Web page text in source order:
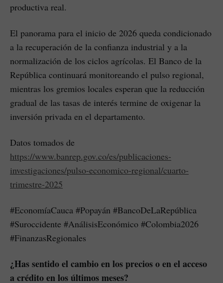
productiva real.
El panorama para el inicio de 2026 queda condicionado
a la recuperación de la confianza industrial y a la
normalización de los ciclos agrícolas. El Banco de la
República continuará monitoreando el pulso regional,
mientras los gremios locales esperan que la reducción
gradual de las tasas de interés termine de oxigenar la
inversión privada en el departamento.
Datos tomados de
https://www.banrep.gov.co/es/publicaciones-
investigaciones/pulso-economico-regional/cuarto-
trimestre-2025
#EconomíaCauca #Popayán #BancoDeLaRepública
#Suroccidente #AnálisisEconómico #Colombia2026
#FinanzasRegionales
¿Has sentido el cambio en los precios o en el acceso
a crédito en los últimos meses?